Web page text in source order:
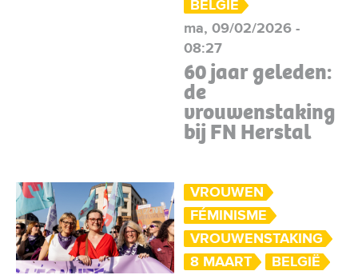
BELGIË
ma, 09/02/2026 -
08:27
60 jaar geleden:
de
vrouwenstaking
bij FN Herstal
VROUWEN
FÉMINISME
VROUWENSTAKING
8 MAART
BELGIË